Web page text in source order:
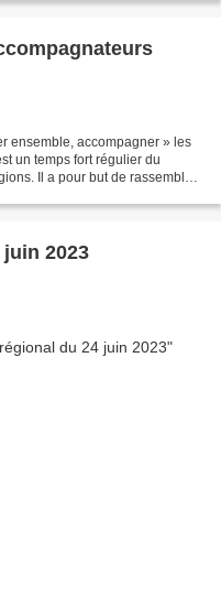
ensemble, accompagner » les
un temps fort régulier du
Il a pour but de rassembler
2023